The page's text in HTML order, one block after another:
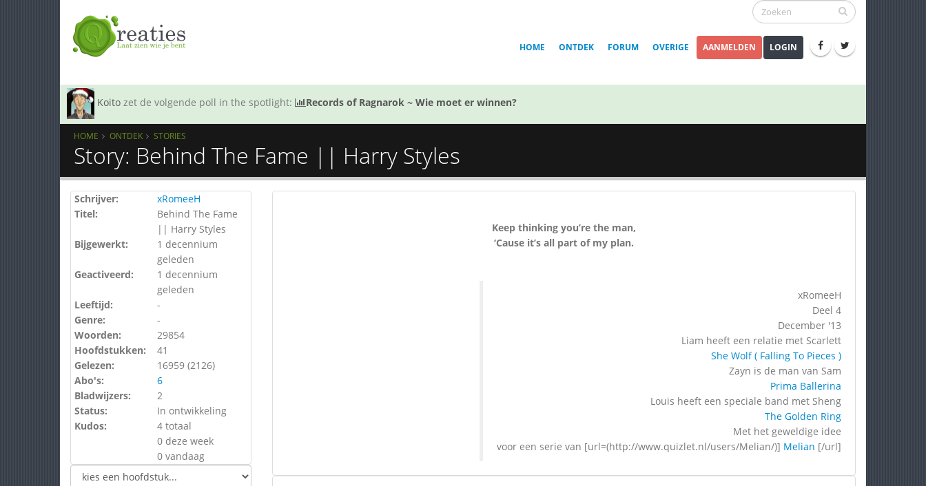
HOME ONTDEK FORUM OVERIGE AANMELDEN LOGIN
Koito zet de volgende poll in the spotlight: Records of Ragnarok ~ Wie moet er winnen?
HOME ONTDEK STORIES
Story: Behind The Fame || Harry Styles
Schrijver:
xRomeeH
Titel:
Behind The Fame
|| Harry Styles
Bijgewerkt:
1 decennium
geleden
Geactiveerd:
1 decennium
geleden
Leeftijd:
-
Genre:
-
Woorden:
29854
Hoofdstukken:
41
Gelezen:
16959 (2126)
Abo's:
6
Bladwijzers:
2
Status:
In ontwikkeling
Kudos:
4 totaal
0 deze week
0 vandaag
Keep thinking you’re the man,
‘Cause it’s all part of my plan.
xRomeeH
Deel 4
December '13
Liam heeft een relatie met Scarlett
She Wolf ( Falling To Pieces )
Zayn is de man van Sam
Prima Ballerina
Louis heeft een speciale band met Sheng
The Golden Ring
Met het geweldige idee
voor een serie van [url=(http://www.quizlet.nl/users/Melian/)] Melian [/url]